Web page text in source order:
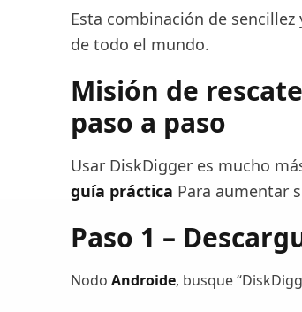
Esta combinación de
de todo el mundo.
Misión de
paso a paso
Usar DiskDigger es mucho
guía práctica Para aumentar
Paso 1 –
Nodo Androide, busque